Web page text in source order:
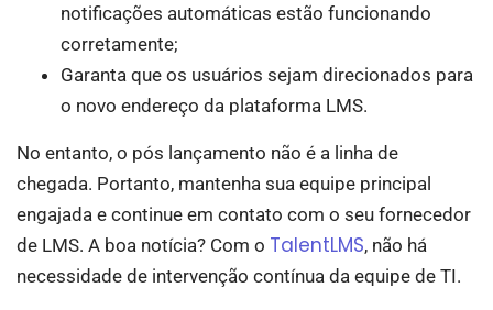
notificações automáticas estão funcionando
corretamente;
Garanta que os usuários sejam direcionados para
o novo endereço da plataforma LMS.
No entanto, o pós lançamento não é a linha de
chegada. Portanto, mantenha sua equipe principal
engajada e continue em contato com o seu fornecedor
de LMS. A boa notícia? Com o TalentLMS, não há
necessidade de intervenção contínua da equipe de TI.